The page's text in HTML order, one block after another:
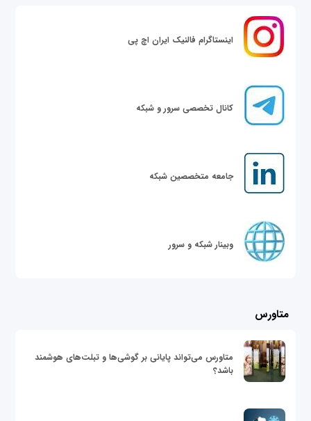
اینستاگرام فالنیک ایران اچ پی
کانال تخصصی سرور و شبکه
جامعه متخصصین شبکه
وبینار شبکه و سرور
متاورس
متاورس می‌تواند پایانی بر گوشی‌ها و تبلت‌های هوشمند
باشد؟